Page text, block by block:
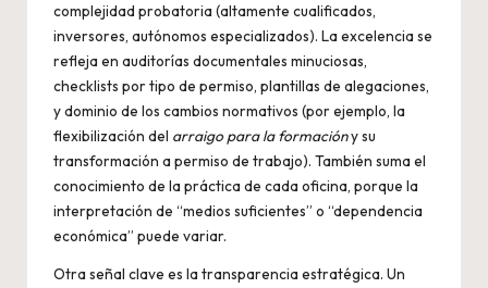
complejidad probatoria (altamente cualificados,
inversores, autónomos especializados). La excelencia se
refleja en auditorías documentales minuciosas,
checklists por tipo de permiso, plantillas de alegaciones,
y dominio de los cambios normativos (por ejemplo, la
flexibilización del arraigo para la formacióny su
transformación a permiso de trabajo). También suma el
conocimiento de la práctica de cada oficina, porque la
interpretación de “medios suficientes” o “dependencia
económica” puede variar.
Otra señal clave es la transparencia estratégica. Un